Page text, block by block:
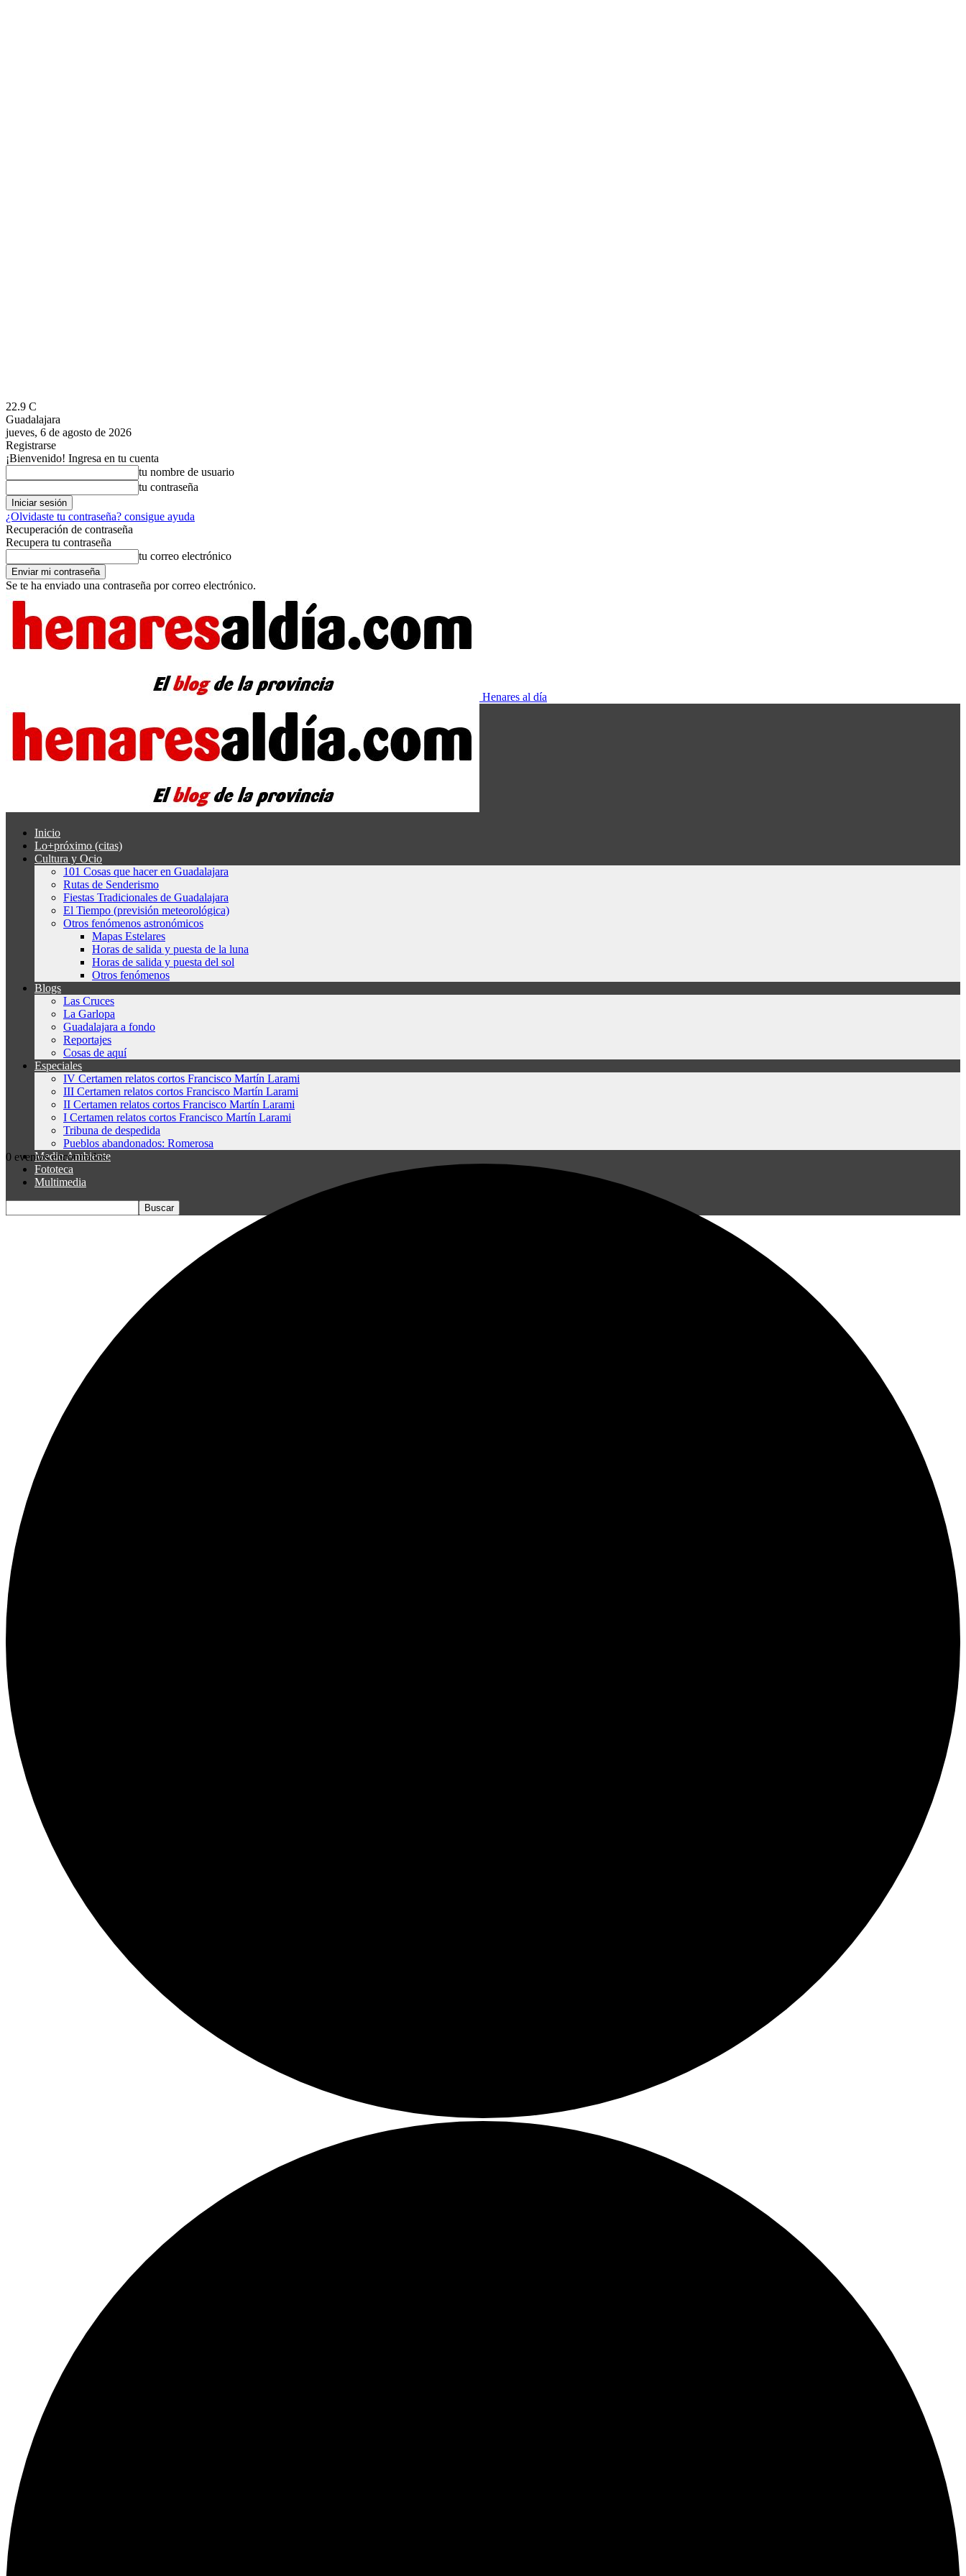
22.9 C
Guadalajara
jueves, 6 de agosto de 2026
Registrarse
¡Bienvenido! Ingresa en tu cuenta
tu nombre de usuario
tu contraseña
¿Olvidaste tu contraseña? consigue ayuda
Recuperación de contraseña
Recupera tu contraseña
tu correo electrónico
Se te ha enviado una contraseña por correo electrónico.
Henares al día
Inicio
Lo+próximo (citas)
Cultura y Ocio
101 Cosas que hacer en Guadalajara
Rutas de Senderismo
Fiestas Tradicionales de Guadalajara
El Tiempo (previsión meteorológica)
Otros fenómenos astronómicos
Mapas Estelares
Horas de salida y puesta de la luna
Horas de salida y puesta del sol
Otros fenómenos
Blogs
Las Cruces
La Garlopa
Guadalajara a fondo
Reportajes
Cosas de aquí
Especiales
IV Certamen relatos cortos Francisco Martín Larami
III Certamen relatos cortos Francisco Martín Larami
II Certamen relatos cortos Francisco Martín Larami
I Certamen relatos cortos Francisco Martín Larami
Tribuna de despedida
Pueblos abandonados: Romerosa
Medio Ambiente
Fototeca
Multimedia
0 eventos encontrados.